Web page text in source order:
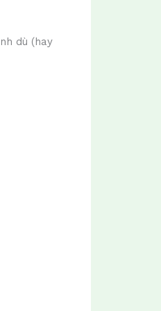
dù (hay